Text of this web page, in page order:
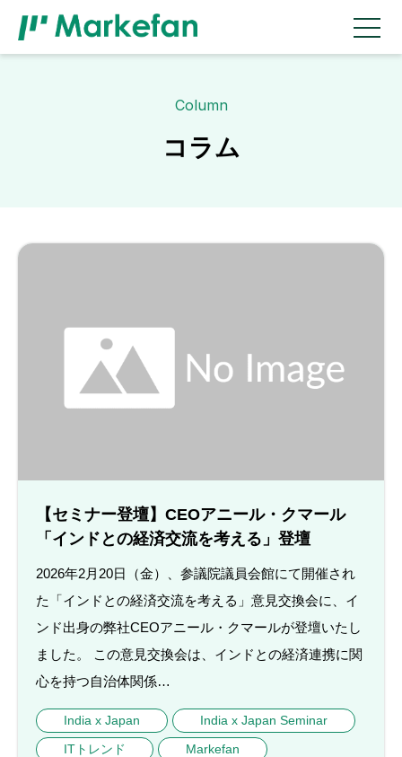
Column
コラム
【セミナー登壇】CEOアニール・クマール
「インドとの経済交流を考える」登壇
2026年2月20日（金）、参議院議員会館にて開催され
た「インドとの経済交流を考える」意見交換会に、イ
ンド出身の弊社CEOアニール・クマールが登壇いたし
ました。 この意見交換会は、インドとの経済連携に関
心を持つ自治体関係…
India x Japan
India x Japan Seminar
ITトレンド
Markefan